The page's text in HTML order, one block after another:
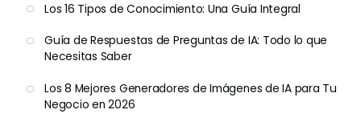
Los 16 Tipos de Conocimiento: Una Guía Integral
Guía de Respuestas de Preguntas de IA: Todo lo que
Necesitas Saber
Los 8 Mejores Generadores de Imágenes de IA para Tu
Negocio en 2026